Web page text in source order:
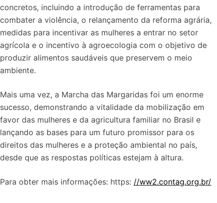
concretos, incluindo a introdução de ferramentas para
combater a violência, o relançamento da reforma agrária,
medidas para incentivar as mulheres a entrar no setor
agrícola e o incentivo à agroecologia com o objetivo de
produzir alimentos saudáveis que preservem o meio
ambiente.
Mais uma vez, a Marcha das Margaridas foi um enorme
sucesso, demonstrando a vitalidade da mobilização em
favor das mulheres e da agricultura familiar no Brasil e
lançando as bases para um futuro promissor para os
direitos das mulheres e a proteção ambiental no país,
desde que as respostas políticas estejam à altura.
Para obter mais informações: https: //ww2.contag.org.br/